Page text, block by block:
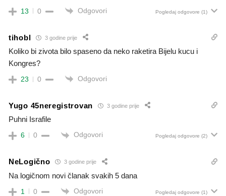
13 0 Odgovori Pogledaj odgovore (1)
tihobl 3 godine prije
Koliko bi zivota bilo spaseno da neko raketira Bijelu kucu i
Kongres?
23 0 Odgovori
Yugo 45neregistrovan 3 godine prije
Puhni Israfile
6 0 Odgovori Pogledaj odgovore (2)
NeLogično 3 godine prije
Na logičnom novi članak svakih 5 dana
1 0 Odgovori Pogledaj odgovore (1)